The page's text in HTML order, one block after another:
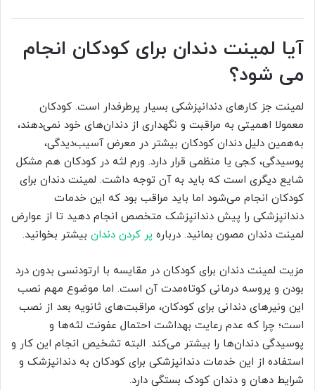
آیا لمینت دندان برای کودکان انجام
می شود؟
لمینت جز کارهای دندانپزشکی بسیار پرطرفدار است. کودکان
معمولا اهمیتی به مراقبت و نگهداری از دندان‌های خود نمی‌دهند،
به‌همین دلیل دندان کودکان بیشتر در معرض آسیب‌دیدگی،
پوسیدگی، کجی یا منظمی قرار دارد. ورم لثه در کودکان هم مشکل
شایع دیگری است که باید به آن توجه داشت. لمینت دندان برای
کودکان انجام می‌شود اما باید مراقب بود که این خدمات
دندانپزشکی را پیش دندانپزشک متخصص انجام دهید تا از عوارض
لمینت دندان مصون بمانید. درباره پر کردن دندان بیشتر بخوانید.
مزیت لمینت دندان برای کودکان در مقایسه با ارتودنسی بدون درد
بودن و پروسه درمانی کوتاه‌مدت آن است. اما موضوع مهم نصب
این ونیرهای دندانی برای کودکان، مراقبت‌های ثانویه بعد از نصب
است؛ چرا که عدم رعایت بهداشت احتمال عفونت لثه‌ها و
پوسیدگی دندان‌ها را بیشتر می‌کند. البته تشخیص انجام این کار و
استفاده از این خدمات دندانپزشکی برای کودکان به دندانپزشک و
شرایط دهان و دندان کودک بستگی دارد.